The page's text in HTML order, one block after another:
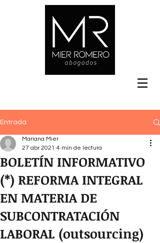
Entrada
BOLETÍN INFORMATIVO
(*) REFORMA INTEGRAL
EN MATERIA DE
SUBCONTRATACIÓN
LABORAL (outsourcing)
Mariana Mier
27 abr 2021 4 min de lectura